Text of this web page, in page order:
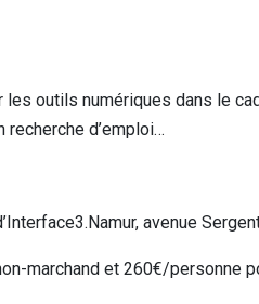
outils numériques dans le
recherche d’emploi…
avenue
marchand et 260€/personne